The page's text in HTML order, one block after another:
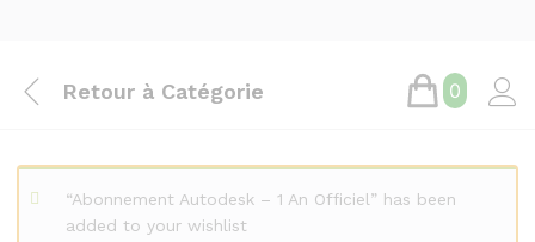
Retour à Catégorie 0
“Abonnement Autodesk – 1 An Officiel” has been
added to your wishlist